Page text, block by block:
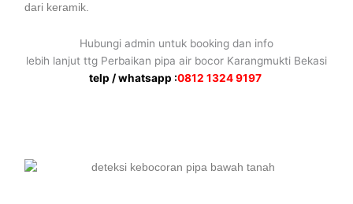
dari keramik.
Hubungi admin untuk booking dan info
lebih lanjut ttg Perbaikan pipa air bocor Karangmukti Bekasi
telp / whatsapp :0812 1324 9197